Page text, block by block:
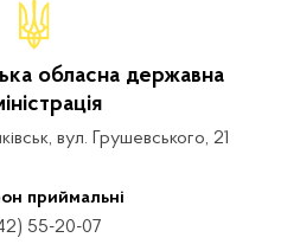
обласна державна
вул. Грушевського, 21
приймальні
55-20-07